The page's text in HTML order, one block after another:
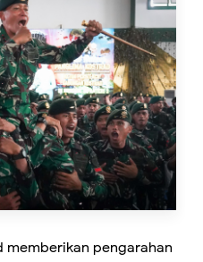
memberikan pengarahan